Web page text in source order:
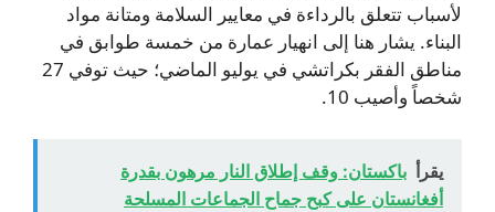
لأسباب تتعلق بالرداءة في معايير السلامة ومتانة مواد
البناء. يشار هنا إلى انهيار عمارة من خمسة طوابق في
مناطق الفقر بكراتشي في يوليو الماضي؛ حيث توفي 27
شخصاً وأصيب 10.
يقرأ باكستان: وقف إطلاق النار مرهون بقدرة
أفغانستان على كبح جماح الجماعات المسلحة